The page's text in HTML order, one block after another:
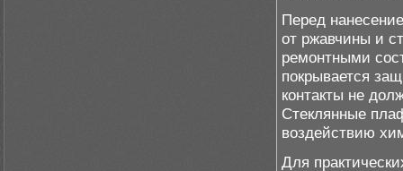
Перед
от ржавчины и
ремонтными
покрывается
контакты не
Стеклянные
воздействию
Для